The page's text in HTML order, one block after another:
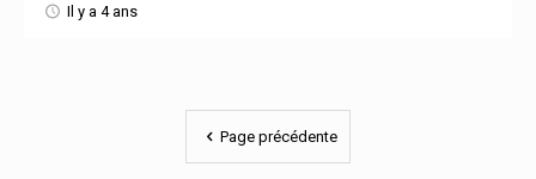
Il y a 4 ans
Page précédente